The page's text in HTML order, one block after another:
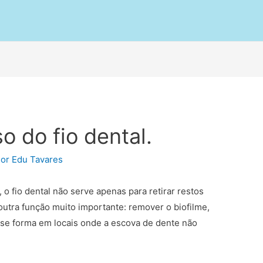
do fio dental.
Edu Tavares
fio dental não serve apenas para retirar restos
função muito importante: remover o biofilme,
forma em locais onde a escova de dente não